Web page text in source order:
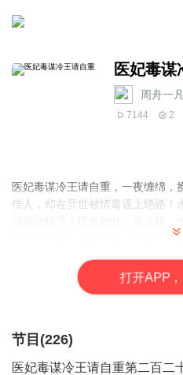
医妃毒谋
周舟一
7144 2
医妃毒谋冷王请自重，一夜缠绵，
传人，却在异世被情毒逼上绝路！
道还施彼身！身中奇毒，她被迫
身世，解奇毒！至于那位一夜春
打开APP
节目(226)
医妃毒谋冷王请自重第二百二